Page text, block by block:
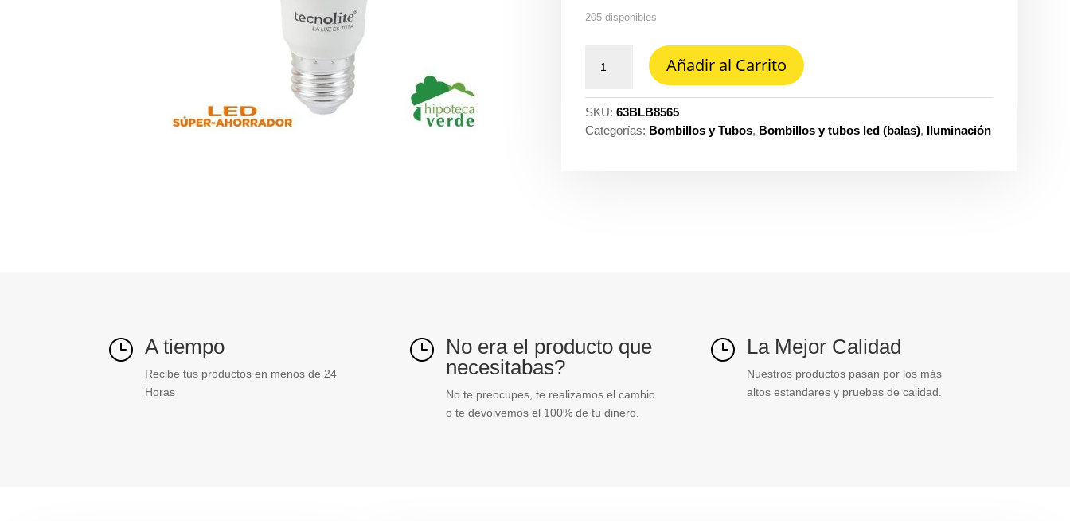
205 disponibles
LED
A19
bulbo
Añadir al Carrito
SKU:63BLB8565
Categorías: Bombillos y Tubos, Bombillos y tubos led (balas), Iluminación
} A tiempo
Recibe tus productos en menos de 24
Horas
} No era el producto que
necesitabas?
No te preocupes, te realizamos el cambio
o te devolvemos el 100% de tu dinero.
} La Mejor Calidad
Nuestros productos pasan por los más
altos estandares y pruebas de calidad.